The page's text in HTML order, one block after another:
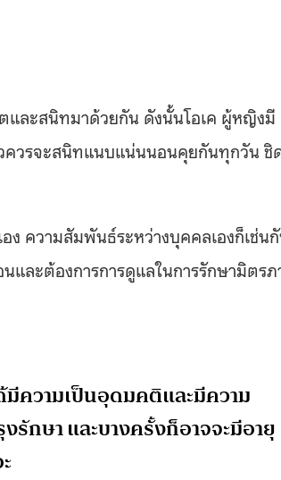
และสนิทมาด้วยกัน ดังนั้นโอเค ผู้หญิงมี
ควรจะสนิทแนบแน่นนอนคุยกันทุกวัน ชิ
ง ความสัมพันธ์ระหว่างบุคคลเองก็เช่น
ละต้องการการดูแลในการรักษามิตร
ความเป็นอุดมคติและมีความ
กษา และบางครั้งก็อาจจะมีอายุ